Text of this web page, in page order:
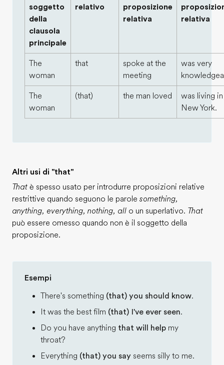
soggetto
della
clausola
principale
relativo
proposizione
relativa
relativa
The
woman
that
spoke at the
meeting
was very
The
woman
(that) the man loved
was living in
New York.
Altri usi di "that"
That è spesso usato per introdurre proposizioni relative
restrittive quando seguono le parole something,
anything, everything, nothing, all o un superlativo. That
può essere omesso quando non è il soggetto della
proposizione.
Esempi
There's something (that) you should know.
It was the best film (that) I've ever seen.
Do you have anything that will help my
throat?
Everything (that) you say seems silly to me.